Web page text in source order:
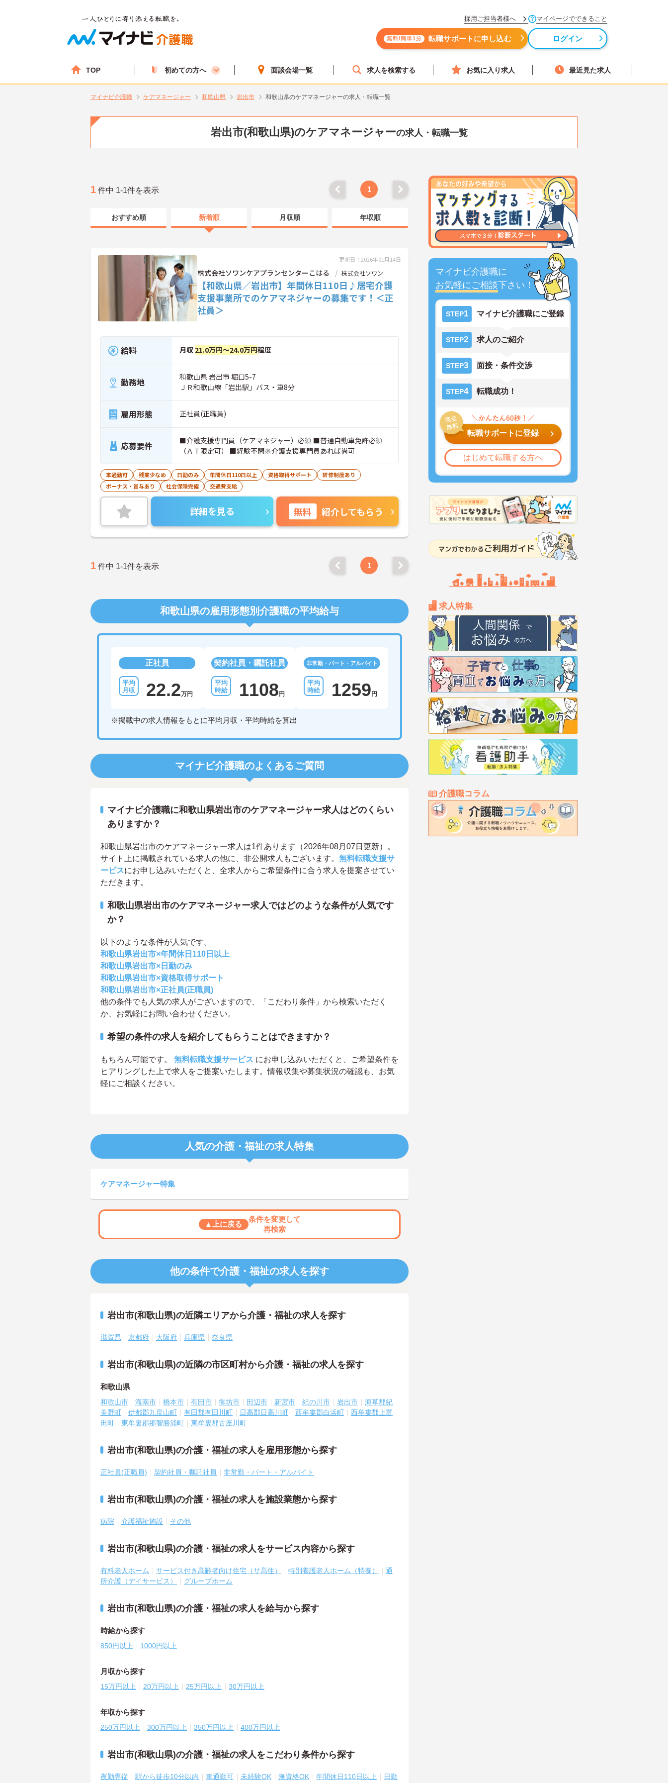
採用ご担当者様へ マイページでできること
無料!簡単1分 転職サポートに申し込む ログイン
TOP 初めての方へ 面談会場一覧 求人を検索する お気に入り求人 最近見た求人
マイナビ介護職 ケアマネージャー 和歌山県 岩出市 和歌山県のケアマネージャーの求人・転職一覧
岩出市(和歌山県)のケアマネージャーの求人・転職一覧
マイナビ介護職に
お気軽にご相談下さい！
STEP1 マイナビ介護職にご登録
STEP2 求人のご紹介
STEP3 面接・条件交渉
STEP4 転職成功！
転職サポートに登録
はじめて転職する方へ
求人特集
介護職コラム
1 件中 1-1件を表示 1
おすすめ順 新着順 月収順 年収順
更新日：2026年01月14日
株式会社ソワンケアプランセンターこはる 株式会社ソワン
【和歌山県／岩出市】年間休日110日♪居宅介護
支援事業所でのケアマネジャーの募集です！＜正
社員＞
給料 月収 21.0万円～24.0万円程度
勤務地
和歌山県 岩出市 堀口5-7
ＪＲ和歌山線「岩出駅」バス・車8分
雇用形態 正社員(正職員)
応募要件
■介護支援専門員（ケアマネジャー）必須 ■普通自動車免許必須
（ＡＴ限定可） ■経験不問※介護支援専門員あれば尚可
車通勤可 残業少なめ 日勤のみ 年間休日110日以上 資格取得サポート
研修制度あり
ボーナス・賞与あり
社会保険完備 交通費支給
詳細を見る 無料 紹介してもらう
1 件中 1-1件を表示 1
和歌山県の雇用形態別介護職の平均給与
正社員
22.2万円
契約社員・嘱託社員
1108 円
非常勤・パート・アルバイト
1259 円
※掲載中の求人情報をもとに平均月収・平均時給を算出
マイナビ介護職のよくあるご質問
マイナビ介護職に和歌山県岩出市のケアマネージャー求人はどのくらい
ありますか？
和歌山県岩出市のケアマネージャー求人は1件あります（2026年08月07日更新）。
サイト上に掲載されている求人の他に、非公開求人もございます。 無料転職支援サ
ービスにお申し込みいただくと、全求人からご希望条件に合う求人を提案させてい
ただきます。
和歌山県岩出市のケアマネージャー求人ではどのような条件が人気です
か？
以下のような条件が人気です。
和歌山県岩出市×年間休日110日以上
和歌山県岩出市×日勤のみ
和歌山県岩出市×資格取得サポート
和歌山県岩出市×正社員(正職員)
他の条件でも人気の求人がございますので、「こだわり条件」から検索いただく
か、お気軽にお問い合わせください。
希望の条件の求人を紹介してもらうことはできますか？
もちろん可能です。 無料転職支援サービス にお申し込みいただくと、ご希望条件を
ヒアリングした上で求人をご提案いたします。情報収集や募集状況の確認も、お気
軽にご相談ください。
人気の介護・福祉の求人特集
ケアマネージャー特集
▲上に戻る
条件を変更して
再検索
他の条件で介護・福祉の求人を探す
岩出市(和歌山県)の近隣エリアから介護・福祉の求人を探す
滋賀県 京都府 大阪府 兵庫県 奈良県
岩出市(和歌山県)の近隣の市区町村から介護・福祉の求人を探す
和歌山県
和歌山市 海南市 橋本市 有田市 御坊市 田辺市 新宮市 紀の川市 岩出市
海草郡紀
美野町
伊都郡九度山町 有田郡有田川町 日高郡日高川町 西牟婁郡白浜町
西牟婁郡上富
田町
東牟婁郡那智勝浦町 東牟婁郡古座川町
岩出市(和歌山県)の介護・福祉の求人を雇用形態から探す
正社員(正職員) 契約社員・嘱託社員 非常勤・パート・アルバイト
岩出市(和歌山県)の介護・福祉の求人を施設業態から探す
病院 介護福祉施設 その他
岩出市(和歌山県)の介護・福祉の求人をサービス内容から探す
有料老人ホーム サービス付き高齢者向け住宅（サ高住） 特別養護老人ホーム（特養）
通
所介護（デイサービス）
グループホーム
岩出市(和歌山県)の介護・福祉の求人を給与から探す
時給から探す
850円以上 1000円以上
月収から探す
15万円以上 20万円以上 25万円以上 30万円以上
年収から探す
250万円以上 300万円以上 350万円以上 400万円以上
岩出市(和歌山県)の介護・福祉の求人をこだわり条件から探す
夜勤専従 駅から徒歩10分以内 車通勤可 未経験OK 無資格OK 年間休日110日以上 日勤